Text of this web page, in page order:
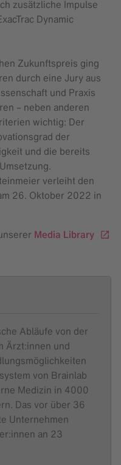
zusätzliche Impulse
Dynamic
Zukunftspreis ging
durch eine Jury aus
und Praxis
– neben anderen
wichtig: Der
der
und die bereits
verleiht den
26. Oktober 2022 in
Media Library
Abläufe von der
Ärzt:innen und
von Brainlab
Medizin in 4000
Das vor über 36
Unternehmen
an 23